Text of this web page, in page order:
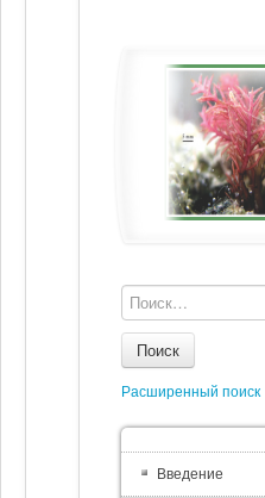
Поиск
Расширенный поиск
Введение